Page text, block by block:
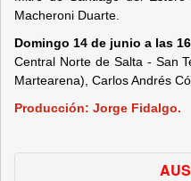
Macheroni Duarte.
Domingo 14 de junio a las
Central Norte de Salta - San
Martearena), Carlos Andrés
Producción: Jorge Fidalgo.